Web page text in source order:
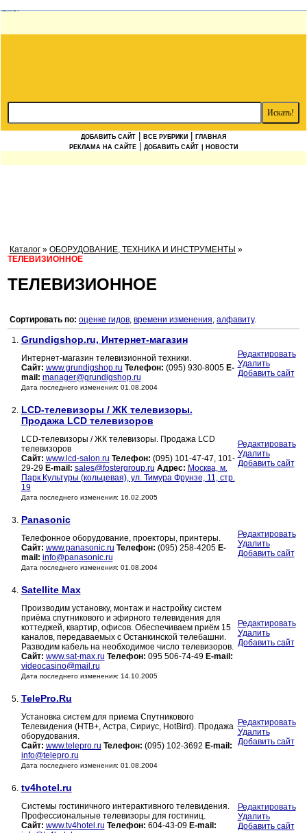
ДОБАВИТЬ САЙТ ВСЕ РУБРИКИ
ГЛАВНАЯ
РЕКЛАМА НА САЙТЕ
ДОБАВИТЬ САЙТ | НОВОСТИ
Каталог » ОБОРУДОВАНИЕ, ТЕХНИКА И ИНСТРУМЕНТЫ »
ТЕЛЕВИЗИОННОЕ
ТЕЛЕВИЗИОННОЕ
Сортировать по: оценке гидов, времени изменения, алфавиту.
1. Grundigshop.ru, Интернет-магазин
Интернет-магазин телевизионной техники.
Сайт: www.grundigshop.ru Телефон: (095) 930-8005 E-
mail: manager@grundigshop.ru
Дата последнего изменения: 01.08.2004
Редактировать
Удалить
Добавить сайт
2. LCD-телевизоры / ЖК телевизоры.
Продажа LCD телевизоров
LCD-телевизоры / ЖК телевизоры. Продажа LCD
телевизоров
Сайт: www.lcd-salon.ru Телефон: (095) 101-47-47, 101-
29-29 E-mail: sales@fostergroup.ru Адрес: Москва, м.
Парк Культуры (кольцевая), ул. Тимура Фрунзе, 11, стр.
19
Дата последнего изменения: 16.02.2005
Редактировать
Удалить
Добавить сайт
3. Panasonic
Телефонное оборудование, проекторы, принтеры.
Сайт: www.panasonic.ru Телефон: (095) 258-4205 E-
mail: info@panasonic.ru
Дата последнего изменения: 01.08.2004
Редактировать
Удалить
Добавить сайт
4. Satellite Max
Производим установку, монтаж и настройку систем
приёма спутникового и эфирного телевидения для
коттеджей, квартир, офисов. Обеспечиваем приём 15
каналов, передаваемых с Останкинской телебашни.
Разводим кабель на необходимое число телевизоров.
Сайт: www.sat-max.ru Телефон: 095 506-74-49 E-mail:
videocasino@mail.ru
Дата последнего изменения: 14.10.2005
Редактировать
Удалить
Добавить сайт
5. TelePro.Ru
Установка систем для приeма Спутникового
Телевидения (НТВ+, Астра, Сириус, HotBird). Продажа
оборудования.
Сайт: www.telepro.ru Телефон: (095) 102-3692 E-mail:
info@telepro.ru
Дата последнего изменения: 01.08.2004
Редактировать
Удалить
Добавить сайт
6. tv4hotel.ru
Системы гостиничного интерактивного телевидения.
Профессиональные телевизоры для гостиниц.
Сайт: www.tv4hotel.ru Телефон: 604-43-09 E-mail:
Редактировать
Удалить
Добавить сайт